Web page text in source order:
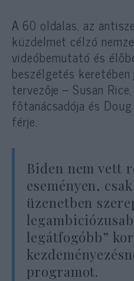
A 60 oldalas, az
küzdelmet célzó
videóbemutató és
beszélgetés
tervezője – Susan
főtanácsadója és
férje.
Biden nem vett
eseményen,
üzenetben
legátfogóbb”
programot.